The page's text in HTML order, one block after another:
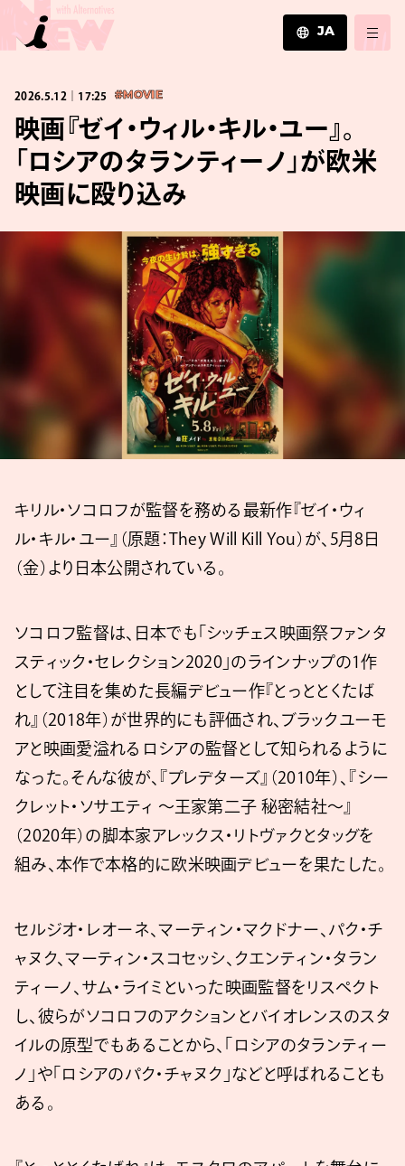
JA
2026.5.12｜17:25 #MOVIE
映画『ゼイ・ウィル・キル・ユー』。
「ロシアのタランティーノ」が欧米
映画に殴り込み
キリル・ソコロフが監督を務める最新作『ゼイ・ウィ
ル・キル・ユー』（原題：They Will Kill You）が、5月8日
（金）より日本公開されている。
ソコロフ監督は、日本でも「シッチェス映画祭ファンタ
スティック・セレクション2020」のラインナップの1作
として注目を集めた長編デビュー作『とっととくたば
れ』（2018年）が世界的にも評価され、ブラックユーモ
アと映画愛溢れるロシアの監督として知られるように
なった。そんな彼が、『プレデターズ』（2010年）、『シー
クレット・ソサエティ ～王家第二子 秘密結社～』
（2020年）の脚本家アレックス・リトヴァクとタッグを
組み、本作で本格的に欧米映画デビューを果たした。
セルジオ・レオーネ、マーティン・マクドナー、パク・チ
ャヌク、マーティン・スコセッシ、クエンティン・タラン
ティーノ、サム・ライミといった映画監督をリスペクト
し、彼らがソコロフのアクションとバイオレンスのスタ
イルの原型でもあることから、「ロシアのタランティー
ノ」や「ロシアのパク・チャヌク」などと呼ばれることも
ある。